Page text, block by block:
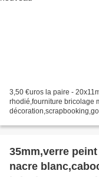
3,50 €uros la paire -
rhodié,fourniture bricolage
35mm,verre
nacre